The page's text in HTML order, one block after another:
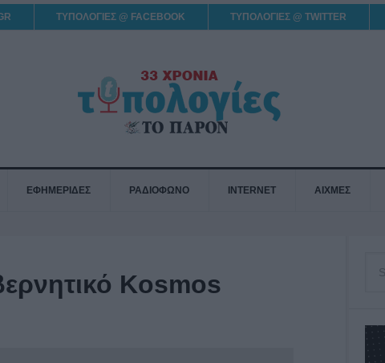
ΤΥΠΟΛΟΓΙΕΣ @ FACEBOOK ΤΥΠΟΛΟΓΙΕΣ @ TWITTER
ΕΦΗΜΕΡΙΔΕΣ ΡΑΔΙΟΦΩΝΟ INTERNET ΑΙΧΜΕΣ
Kosmos